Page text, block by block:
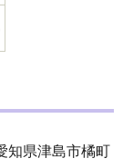
知県津島市橘町